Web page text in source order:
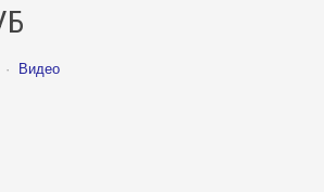
· Видео